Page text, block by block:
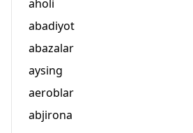
aholi
abadiyot
abazalar
aysing
aeroblar
abjirona